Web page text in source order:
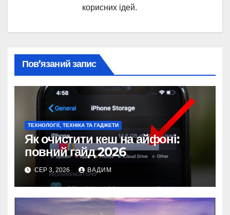
корисних ідей.
Пов’язаний запис
ТЕХНОЛОГІЇ, ТЕХНІКА ТА ГАДЖЕТИ
Як очистити кеш на айфоні:
повний гайд 2026
СЕР 3, 2026 ВАДИМ